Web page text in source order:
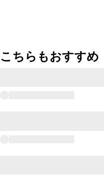
こちらもおすすめ